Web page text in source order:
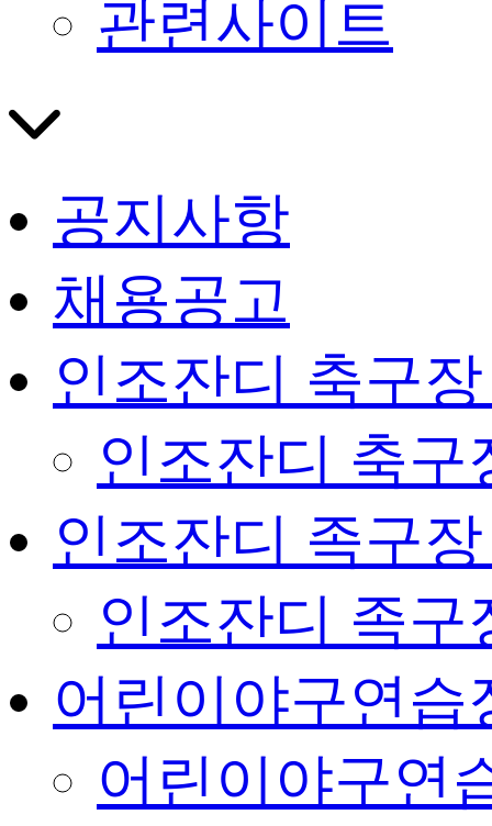
관련사이트
공지사항
채용공고
인조잔디 축구
인조잔디 축구
인조잔디 족구
인조잔디 족구
어린이야구연습
어린이야구연